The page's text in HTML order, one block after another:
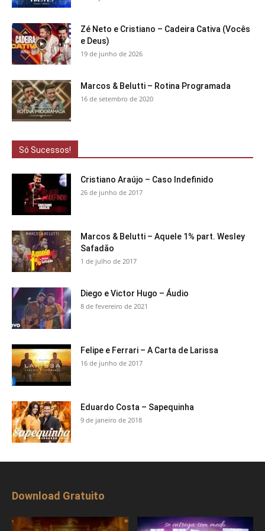
Zé Neto e Cristiano – Cadeira Cativa (Vocês
e Deus)
19 de junho de 2026
Marcos & Belutti – Rotina Programada
16 de setembro de 2020
Só Sucessos!
Cristiano Araújo – Caso Indefinido
26 de junho de 2017
Marcos & Belutti – Aquele 1% part. Wesley
Safadão
1 de julho de 2017
Diego e Victor Hugo – Áudio
8 de fevereiro de 2021
Felipe e Ferrari – A Carta de Larissa
16 de junho de 2017
Eduardo Costa – Sapequinha
9 de janeiro de 2018
Download Gratuito